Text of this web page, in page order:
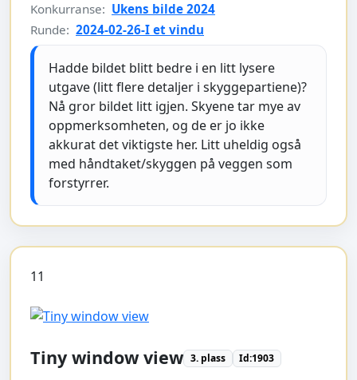
Konkurranse: Ukens bilde 2024
Runde: 2024-02-26-I et vindu
Hadde bildet blitt bedre i en litt lysere
utgave (litt flere detaljer i skyggepartiene)?
Nå gror bildet litt igjen. Skyene tar mye av
oppmerksomheten, og de er jo ikke
akkurat det viktigste her. Litt uheldig også
med håndtaket/skyggen på veggen som
forstyrrer.
11
Tiny window view 3. plass Id:1903